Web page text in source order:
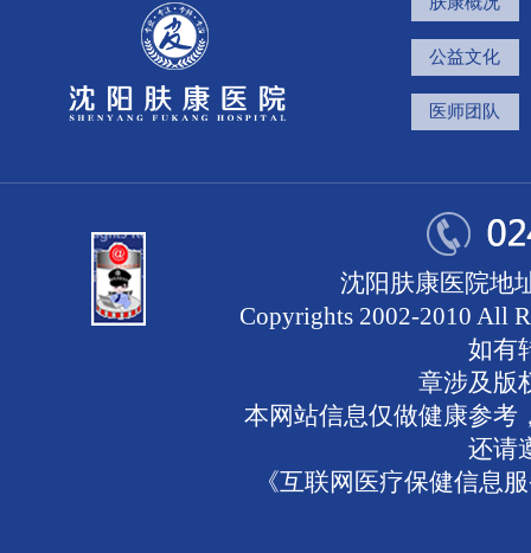
公益文化
医师团队
沈阳肤康医院地
Copyrights 2002-2010 All
如有
章涉及版
本网站信息仅做健康参考
还请
《互联网医疗保健信息